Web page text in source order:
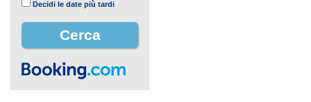
Decidi le date più tardi